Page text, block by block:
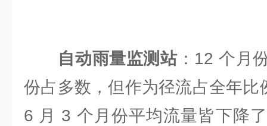
自动雨量监测站：12 个月
份占多数，但作为径流占全年
6 月 3 个月份平均流量皆下降